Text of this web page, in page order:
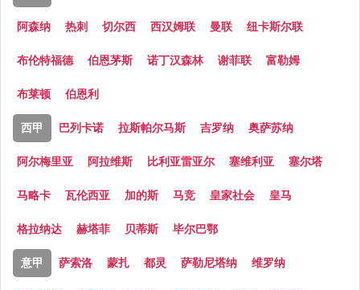
阿森纳 热刺 切尔西 西汉姆联 曼联 纽卡斯尔联
布伦特福德 伯恩茅斯 诺丁汉森林 谢菲联 富勒姆
布莱顿 伯恩利
西甲 巴列卡诺 拉斯帕尔马斯 吉罗纳 奥萨苏纳
阿尔梅里亚 阿拉维斯 比利亚雷亚尔 塞维利亚 塞尔塔
马略卡 瓦伦西亚 加的斯 马竞 皇家社会 皇马
格拉纳达 赫塔菲 贝蒂斯 毕尔巴鄂
意甲 萨索洛 蒙扎 都灵 萨勒尼塔纳 维罗纳